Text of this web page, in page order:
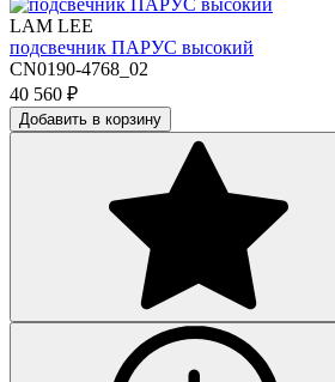
LAM LEE
подсвечник ПАРУС высокий
CN0190-4768_02
40 560 ₽
Добавить в корзину